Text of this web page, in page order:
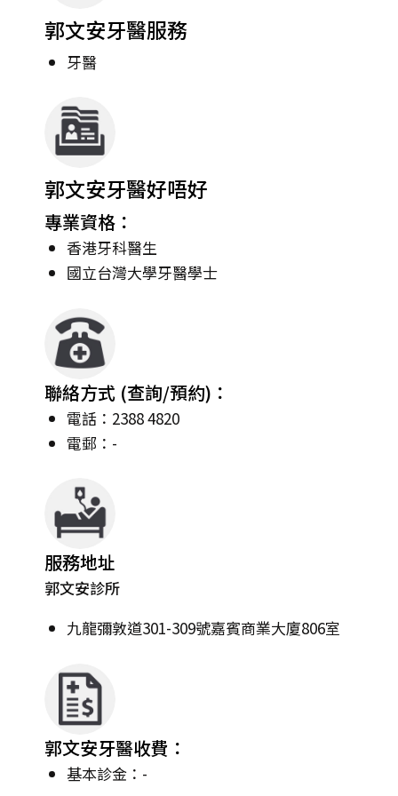
郭文安牙醫服務
牙醫
郭文安牙醫好唔好
專業資格：
香港牙科醫生
國立台灣大學牙醫學士
聯絡方式 (查詢/預約)：
電話：2388 4820
電郵：-
服務地址
郭文安診所
九龍彌敦道301-309號嘉賓商業大廈806室
郭文安牙醫收費：
基本診金：-